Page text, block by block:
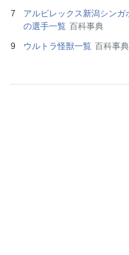
アルビレックス新潟シンガ
の選手一覧 百科事典
ウルトラ怪獣一覧 百科事典